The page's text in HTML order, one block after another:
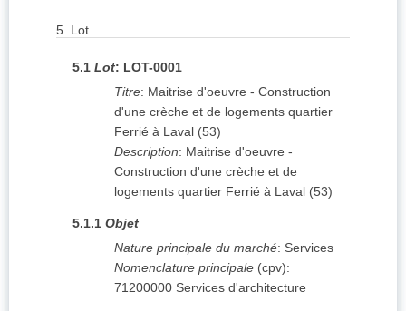
5. Lot
5.1 Lot: LOT-0001
Titre: Maitrise d'oeuvre - Construction
d'une crèche et de logements quartier
Ferrié à Laval (53)
Description: Maitrise d'oeuvre -
Construction d'une crèche et de
logements quartier Ferrié à Laval (53)
5.1.1 Objet
Nature principale du marché: Services
Nomenclature principale (cpv):
71200000 Services d'architecture